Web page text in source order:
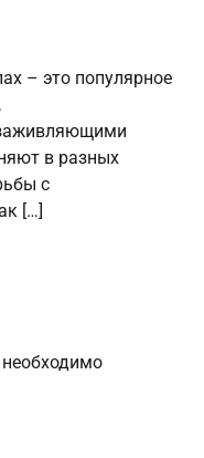
– это популярное
в разных
с
[…]